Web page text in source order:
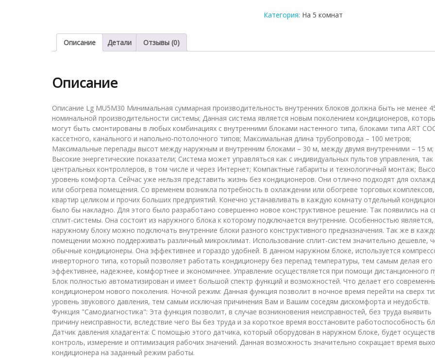
сплит-
5
Категория: На 5 комнат
Описание Детали Отзывы (0)
Описание
Описание Lg MU5M30 Минимальная суммарная производительность внутренних блоков должна быть не менее
номинальной производительности системы; Данная система является новым поколением кондиционеров,
могут быть смонтированы в любых комбинациях с внутренними блоками настенного типа, блоками типа ART
кассетного, канального и напольно-потолочного типов; Максимальная длина трубопровода – 100 метров;
Максимальные перепады высот между наружным и внутренним блоками – 30 м, между двумя внутренними – 15 м;
Высокие энергетические показатели; Система может управляться как с индивидуальных пультов управления, так
центральных контроллеров, в том числе и через Интернет; Компактные габариты и технологичный монтаж;
уровень комфорта. Сейчас уже нельзя представить жизнь без кондиционеров. Они отлично подходят для
или обогрева помещения. Со временем возникла потребность в охлаждении или обогреве торговых комплексов,
квартир целиком и прочих больших предприятий. Конечно устанавливать в каждую комнату отдельный
было бы накладно. Для этого было разработано совершенно новое конструктивное решение. Так появились на
сплит-системы. Она состоит из наружного блока к которому подключается внутренние. Особенностью
наружному блоку можно подключать внутренние блоки разного конструктивного предназначения. Так же в
помещении можно поддерживать различный микроклимат. Использование сплит-систем значительно дешевле,
обычные кондиционеры. Она эффективнее и гораздо удобней. В данном наружном блоке, используется
инверторного типа, который позволяет работать кондиционеру без перепад температуры, тем самым делая его
эффективнее, надежнее, комфортнее и экономичнее. Управление осуществляется при помощи дистанционного
Блок полностью автоматизирован и имеет большой спектр функций и возможностей. Что делает его
кондиционером нового поколения. Ночной режим: Данная функция позволит в ночное время перейти на сверх
уровень звукового давления, тем самым исключая причинения Вам и Вашим соседям дискомфорта и неудобств.
Функция "Самодиагностика": Эта функция позволит, в случае возникновения неисправностей, без труда выявить
причину неисправности, вследствие чего Вы без труда и за короткое время восстановите работоспособность
Датчик давления хладагента: С помощью этого датчика, который оборудован в наружном блоке, будет
контроль, измерение и оптимизация рабочих значений. Данная возможность значительно сокращает время
кондиционера на заданный режим работы.